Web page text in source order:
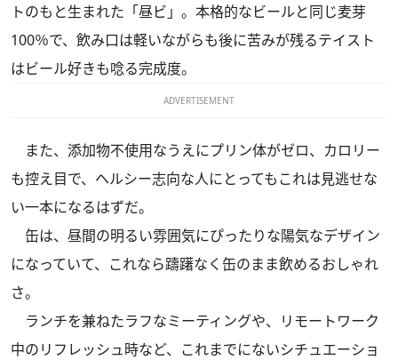
トのもと生まれた「昼ビ」。本格的なビールと同じ麦芽
100％で、飲み口は軽いながらも後に苦みが残るテイスト
はビール好きも唸る完成度。
ADVERTISEMENT
また、添加物不使用なうえにプリン体がゼロ、カロリー
も控え目で、ヘルシー志向な人にとってもこれは見逃せな
い一本になるはずだ。
缶は、昼間の明るい雰囲気にぴったりな陽気なデザイン
になっていて、これなら躊躇なく缶のまま飲めるおしゃれ
さ。
ランチを兼ねたラフなミーティングや、リモートワーク
中のリフレッシュ時など、これまでにないシチュエーショ